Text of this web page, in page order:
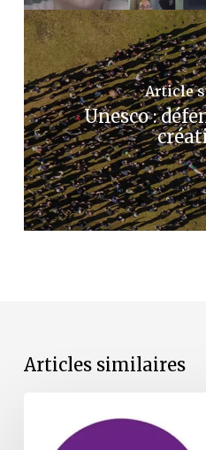
Article
Unesco :
Articles similaires